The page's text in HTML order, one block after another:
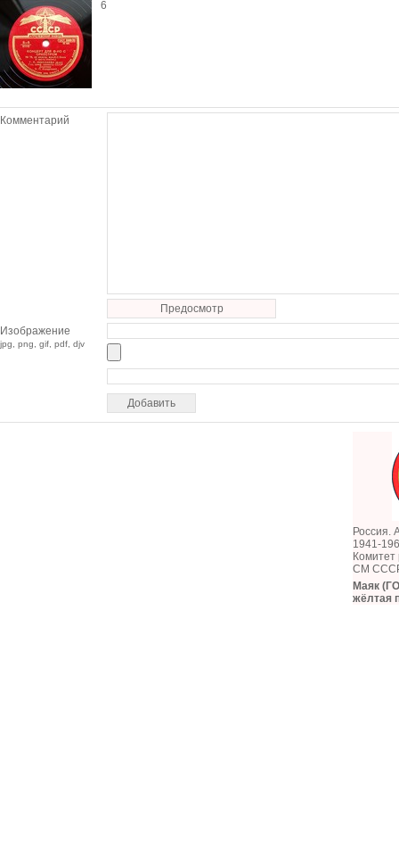
6
Комментарий
Предосмотр
Изображение
jpg, png, gif, pdf, djv
Россия.
1941-
СМ
Маяк
жёлтая